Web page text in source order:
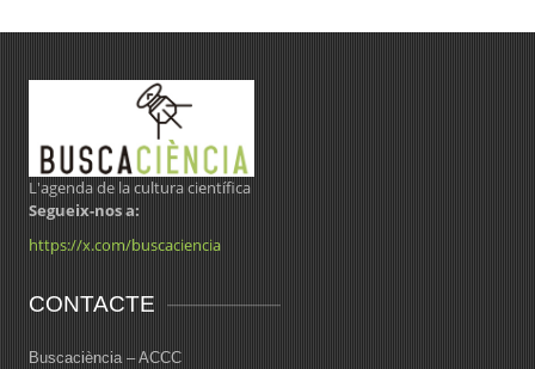
L'agenda de la cultura científica
Segueix-nos a:
https://x.com/buscaciencia
CONTACTE
Buscaciència – ACCC